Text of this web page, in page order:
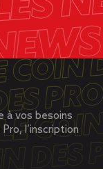
à vos besoins
l’inscription